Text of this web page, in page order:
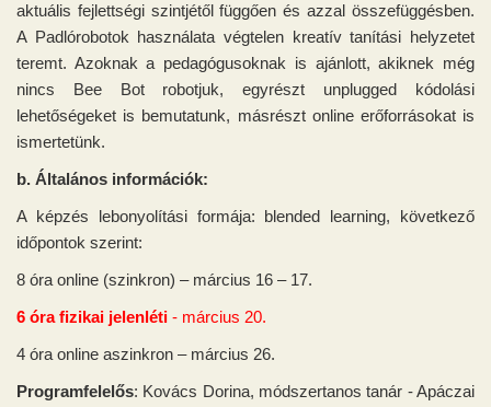
aktuális fejlettségi szintjétől függően és azzal összefüggésben.
A Padlórobotok használata végtelen kreatív tanítási helyzetet
teremt. Azoknak a pedagógusoknak is ajánlott, akiknek még
nincs Bee Bot robotjuk, egyrészt unplugged kódolási
lehetőségeket is bemutatunk, másrészt online erőforrásokat is
ismertetünk.
b. Általános információk:
A képzés lebonyolítási formája: blended learning, következő
időpontok szerint:
8 óra online (szinkron) – március 16 – 17.
6 óra fizikai jelenléti - március 20.
4 óra online aszinkron – március 26.
Programfelelős: Kovács Dorina, módszertanos tanár - Apáczai